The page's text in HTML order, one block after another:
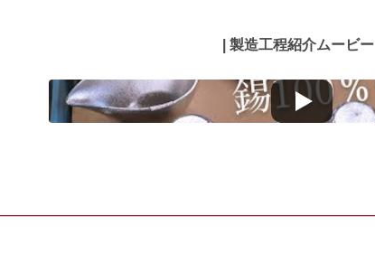
| 製造工程紹介ムービー |